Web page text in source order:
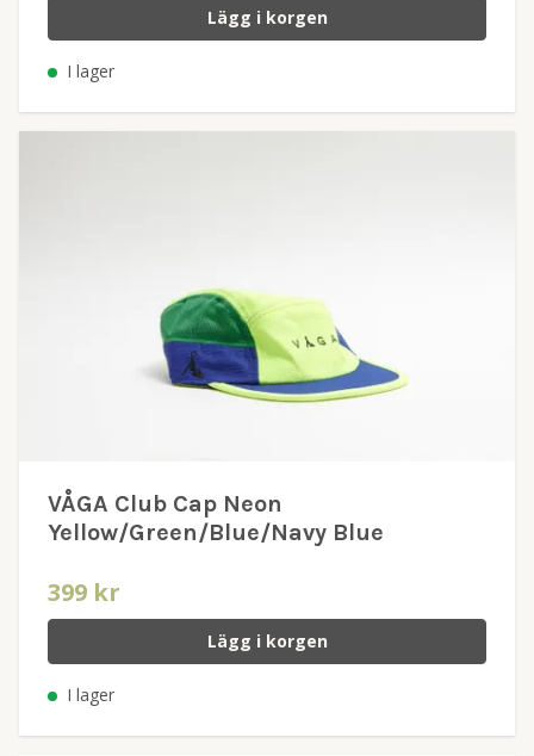
Lägg i korgen
I lager
VÅGA Club Cap Neon
Yellow/Green/Blue/Navy Blue
399 kr
Lägg i korgen
I lager